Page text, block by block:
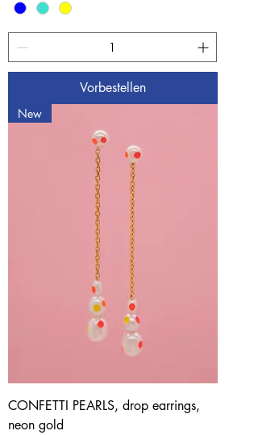
Vorbestellen
New
CONFETTI PEARLS, drop earrings,
neon gold